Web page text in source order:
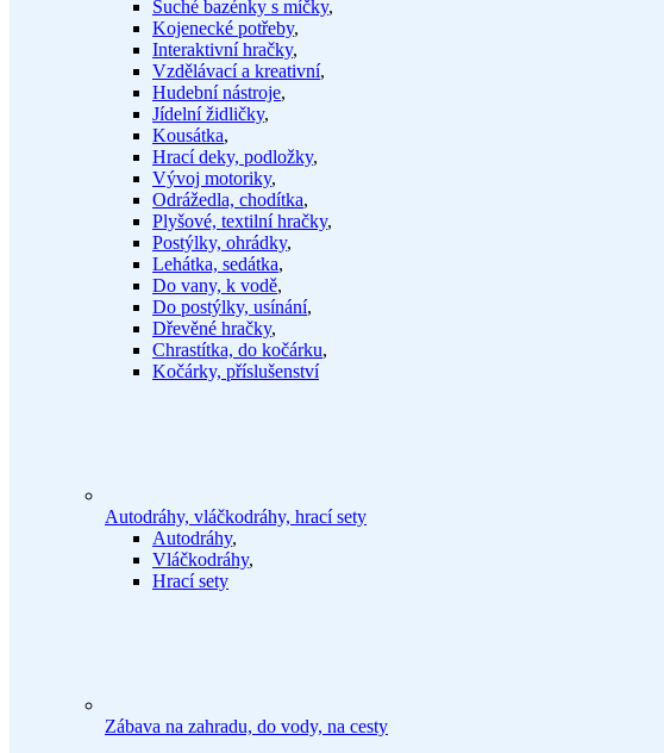
Suché bazénky s míčky,
Kojenecké potřeby,
Interaktivní hračky,
Vzdělávací a kreativní,
Hudební nástroje,
Jídelní židličky,
Kousátka,
Hrací deky, podložky,
Vývoj motoriky,
Odrážedla, chodítka,
Plyšové, textilní hračky,
Postýlky, ohrádky,
Lehátka, sedátka,
Do vany, k vodě,
Do postýlky, usínání,
Dřevěné hračky,
Chrastítka, do kočárku,
Kočárky, příslušenství
Autodráhy, vláčkodráhy, hrací sety
Autodráhy,
Vláčkodráhy,
Hrací sety
Zábava na zahradu, do vody, na cesty